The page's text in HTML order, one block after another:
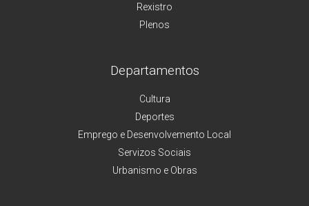
Rexistro
Plenos
Departamentos
Cultura
Deportes
Emprego e Desenvolvemento Local
Servizos Sociais
Urbanismo e Obras